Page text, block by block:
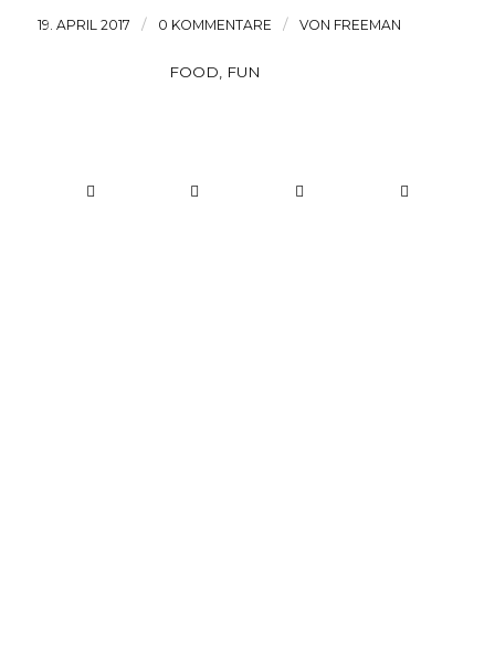
19. APRIL 2017 / 0 KOMMENTARE / VON FREEMAN
FOOD FUN